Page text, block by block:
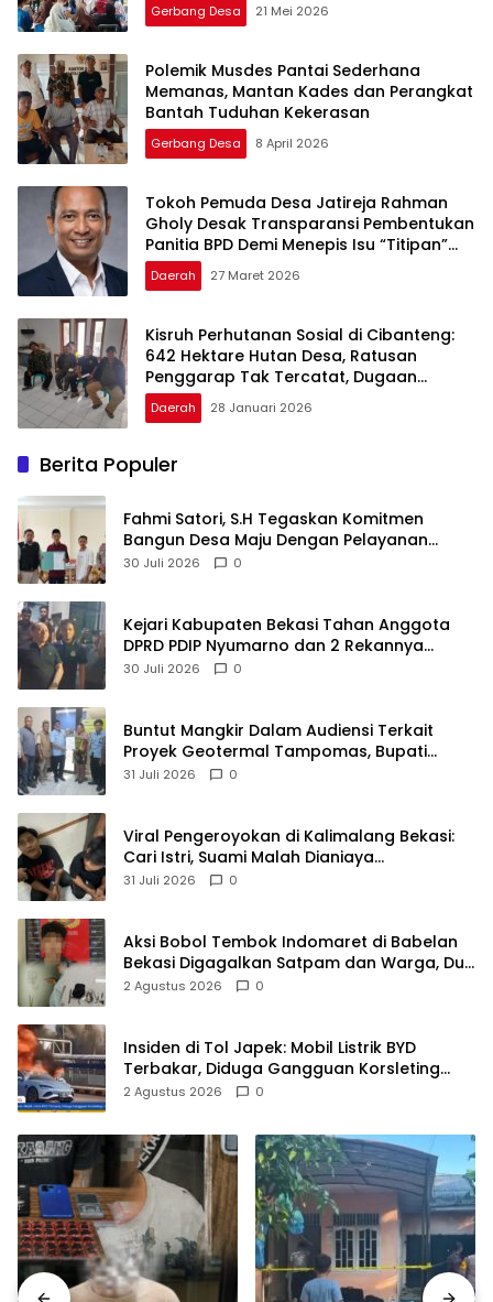
Gerbang Desa 21 Mei 2026
Polemik Musdes Pantai Sederhana
Memanas, Mantan Kades dan Perangkat
Bantah Tuduhan Kekerasan
Gerbang Desa 8 April 2026
Tokoh Pemuda Desa Jatireja Rahman
Gholy Desak Transparansi Pembentukan
Panitia BPD Demi Menepis Isu “Titipan”
Pilkades ‎
Daerah 27 Maret 2026
Kisruh Perhutanan Sosial di Cibanteng:
642 Hektare Hutan Desa, Ratusan
Penggarap Tak Tercatat, Dugaan
Bangunan dan Jual Beli Lahan Mencuat
Daerah 28 Januari 2026
Berita Populer
Fahmi Satori, S.H Tegaskan Komitmen
Bangun Desa Maju Dengan Pelayanan
Publik Yang Berkualitas
30 Juli 2026 0
Kejari Kabupaten Bekasi Tahan Anggota
DPRD PDIP Nyumarno dan 2 Rekannya
Terkait Kasus Pengeroyokan
30 Juli 2026 0
Buntut Mangkir Dalam Audiensi Terkait
Proyek Geotermal Tampomas, Bupati
Sumedang Dilaporkan Ke Ombudsman dan
31 Juli 2026 0
Viral Pengeroyokan di Kalimalang Bekasi:
Cari Istri, Suami Malah Dianiaya
Sekelompok Pria
31 Juli 2026 0
Aksi Bobol Tembok Indomaret di Babelan
Bekasi Digagalkan Satpam dan Warga, Dua
Pelaku Diamankan
2 Agustus 2026 0
Insiden di Tol Japek: Mobil Listrik BYD
Terbakar, Diduga Gangguan Korsleting
Listrik
2 Agustus 2026 0